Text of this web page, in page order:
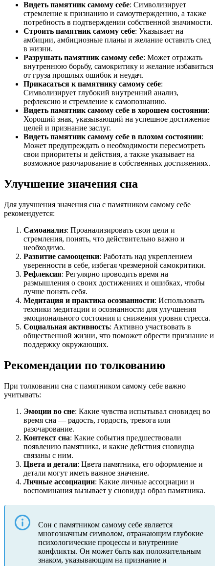
Видеть памятник самому себе: Символизирует
стремление к признанию и самоутверждению, а также
потребность в подтверждении собственной значимости.
Строить памятник самому себе: Указывает на
амбиции, амбициозные планы и желание оставить след
в жизни.
Разрушать памятник самому себе: Может отражать
внутреннюю борьбу, самокритику и желание избавиться
от груза прошлых ошибок и неудач.
Прикасаться к памятнику самому себе:
Символизирует глубокий внутренний анализ,
рефлексию и стремление к самопознанию.
Видеть памятник самому себе в хорошем состоянии:
Хороший знак, указывающий на успешное достижение
целей и признание заслуг.
Видеть памятник самому себе в плохом состоянии:
Может предупреждать о необходимости пересмотреть
свои приоритеты и действия, а также указывает на
возможное разочарование в собственных достижениях.
Улучшение значения сна
Для улучшения значения сна с памятником самому себе
рекомендуется:
Самоанализ: Проанализировать свои цели и
стремления, понять, что действительно важно и
необходимо.
Развитие самооценки: Работать над укреплением
уверенности в себе, избегая чрезмерной самокритики.
Рефлексия: Регулярно проводить время на
размышления о своих достижениях и ошибках, чтобы
лучше понять себя.
Медитация и практика осознанности: Использовать
техники медитации и осознанности для улучшения
эмоционального состояния и снижения уровня стресса.
Социальная активность: Активно участвовать в
общественной жизни, что поможет обрести признание и
поддержку окружающих.
Рекомендации по толкованию
При толковании сна с памятником самому себе важно
учитывать:
Эмоции во сне: Какие чувства испытывал сновидец во
время сна — радость, гордость, тревога или
разочарование.
Контекст сна: Какие события предшествовали
появлению памятника, и какие действия сновидца
связаны с ним.
Цвета и детали: Цвета памятника, его оформление и
детали могут иметь важное значение.
Личные ассоциации: Какие личные ассоциации и
воспоминания вызывает у сновидца образ памятника.
Сон с памятником самому себе является
многозначным символом, отражающим глубокие
психологические процессы и внутренние
конфликты. Он может быть как положительным
знаком, указывающим на признание и